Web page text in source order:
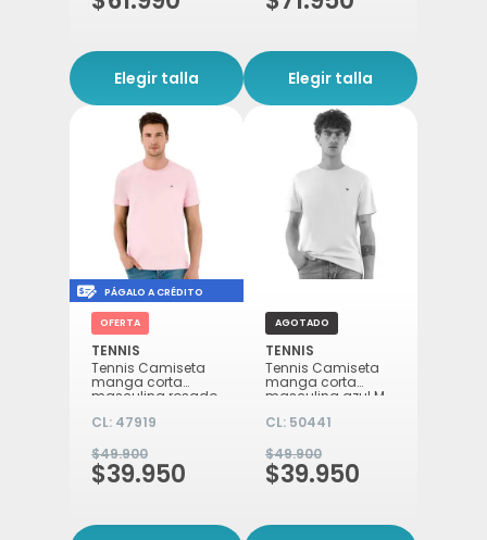
Elegir talla Elegir talla
Icon of money-check-dollar-pen
PÁGALO A CRÉDITO
OFERTA
TENNIS
Tennis Camiseta
manga corta
masculina rosado
CL: 47919
$49.900
$39.950
AGOTADO
TENNIS
Tennis Camiseta
manga corta
masculina azul M
CL: 50441
$49.900
$39.950